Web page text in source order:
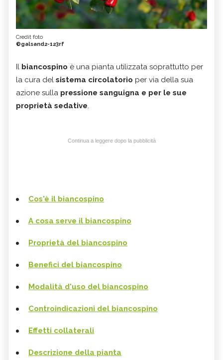
Credit foto
©galsand2-123rf
Il biancospino è una pianta utilizzata soprattutto per
la cura del sistema circolatorio per via della sua
azione sulla pressione sanguigna e per le sue
proprietà sedative.
Continua a leggere dopo la pubblicità
Cos'è il biancospino
A cosa serve il biancospino
Proprietà del biancospino
Benefici del biancospino
Modalità d'uso del biancospino
Controindicazioni del biancospino
Effetti collaterali
Descrizione della pianta